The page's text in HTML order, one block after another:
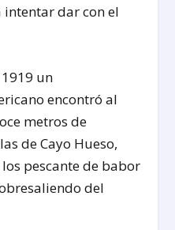
dar con el
un
encontró al
metros de
de Cayo Hueso,
pescante de babor
del